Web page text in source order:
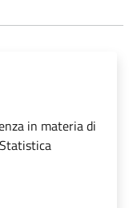
in materia di